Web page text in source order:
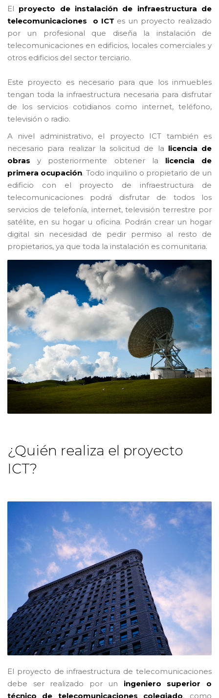
El proyecto de instalación de infraestructura de
telecomunicaciones
o ICT es un proyecto realizado
por un profesional que diseña la instalación de
telecomunicaciones en edificios, locales comerciales y
otros edificios del sector terciario.
Este proyecto es necesario para que los inmuebles
tengan toda la infraestructura necesaria para disfrutar
de los servicios cotidianos como internet, teléfono,
televisión o radio.
A nivel administrativo, el proyecto ICT también es
necesario para realizar la solicitud de la licencia de
obras y posteriormente obtener la licencia de
primera ocupación. Todo inquilino o propietario de un
edificio con el proyecto de infraestructura de
telecomunicaciones podrá disfrutar de todos los
servicios de telefonía, internet, televisión terrestre por
satélite, en su hogar u oficina. Podrán crear un hogar
digital sin necesidad de pedir permiso al resto de
propietarios, ya que toda la instalación es comunitaria.
¿Quién realiza el proyecto
ICT?
El proyecto de infraestructura de telecomunicaciones
debe ser realizado por un ingeniero superior o
técnico de telecomunicaciones colegiado, como